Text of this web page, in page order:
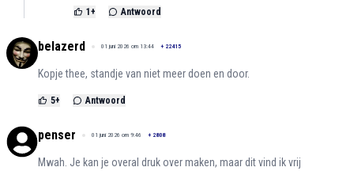
1 + Antwoord
belazerd 01 juni 2026 om 13:44 + 22415
Kopje thee, standje van niet meer doen en door.
5+ Antwoord
penser 01 juni 2026 om 9:46 + 2808
Mwah. Je kan je overal druk over maken, maar dit vind ik vrij